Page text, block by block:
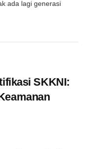
ada lagi generasi
SKKNI: